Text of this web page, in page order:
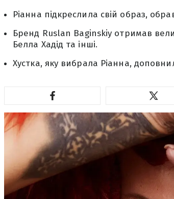
Ріанна підкреслила свій образ,
Бренд Ruslan Baginskiy отримав
Белла Хадід та інші.
Хустка, яку вибрала Ріанна,